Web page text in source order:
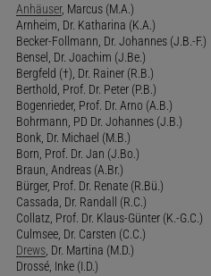
Anhäuser, Marcus (M.A.)
Arnheim, Dr. Katharina (K.A.)
Becker-Follmann, Dr. Johannes (J.B.-F.)
Bensel, Dr. Joachim (J.Be.)
Bergfeld (†), Dr. Rainer (R.B.)
Berthold, Prof. Dr. Peter (P.B.)
Bogenrieder, Prof. Dr. Arno (A.B.)
Bohrmann, PD Dr. Johannes (J.B.)
Bonk, Dr. Michael (M.B.)
Born, Prof. Dr. Jan (J.Bo.)
Braun, Andreas (A.Br.)
Bürger, Prof. Dr. Renate (R.Bü.)
Cassada, Dr. Randall (R.C.)
Collatz, Prof. Dr. Klaus-Günter (K.-G.C.)
Culmsee, Dr. Carsten (C.C.)
Drews, Dr. Martina (M.D.)
Drossé, Inke (I.D.)